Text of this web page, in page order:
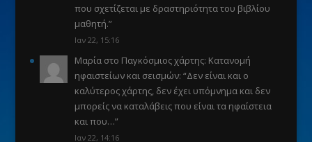
που σχετίζεται με δραστηριότητα του βιβλίου
μαθητή.”
Ιαν 22, 15:16
Μαρίαστο Παγκόσμιος χάρτης: Κατανομή
ηφαιστείων και σεισμών: “Δεν είναι και ο
καλύτερος χάρτης, δεν έχει υπόμνημα και δεν
μπορείς να καταλάβεις που είναι τα ηφαίστεια
και που…”
Ιαν 22, 14:16